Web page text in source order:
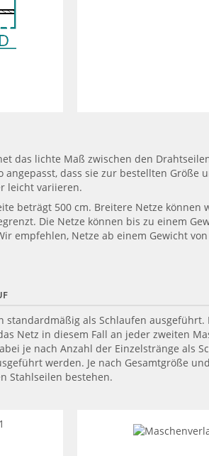
das lichte Maß zwischen den
dass sie zur bestellten Größe
leicht variieren.
beträgt 500 cm. Breitere Netze können
Die Netze können bis zu einem
empfehlen, Netze ab einem Gewicht
standardmäßig als Schlaufen ausgeführt.
Netz in diesem Fall an jeder zweiten
je nach Anzahl der Einzelstränge als
werden. Je nach Gesamtgröße
Stahlseilen bestehen.